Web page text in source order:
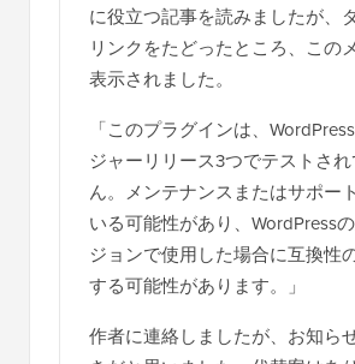
に役立つ記事を読みましたが、
リンクをたどったところ、この
表示されました。
「このプラグインは、
ジャーリリース3つでテストさ
ん。メンテナンスまたはサポー
いる可能性があり、WordPress
ジョンで使用した場合に互換性
する可能性があります。」
作者に連絡しましたが、お知ら